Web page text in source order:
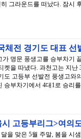
히 그라운드를 떠났다. 잠시
체전 경기도 대표
가 명문 풍생고를 승부차기
켓을 따냈다. 과천고는 지
도 고등부 선발전 풍생고와
승부차기에서 4대1로 승리
시 고등부리그>여의
달을 맞은 5월 주말, 봄을 시